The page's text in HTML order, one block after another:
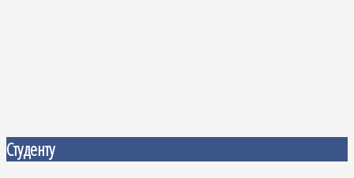
Студенту